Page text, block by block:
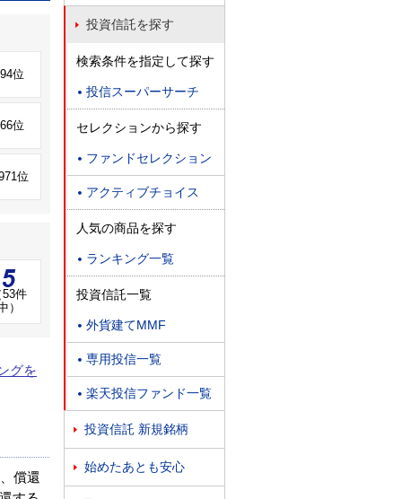
位
位
位
53件
）
グを
償還
 投資信託を探す
検索条件を指定して探す
 投信スーパーサーチ
セレクションから探す
 ファンドセレクション
 アクティブチョイス
人気の商品を探す
 ランキング一覧
投資信託一覧
 外貨建てMMF
 専用投信一覧
 楽天投信ファンド一覧
 投資信託 新規銘柄
 始めたあとも安心